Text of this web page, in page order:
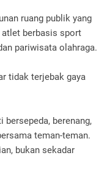
ruang publik yang
atlet berbasis sport
pariwisata olahraga.
tidak terjebak gaya
bersepeda, berenang,
teman-teman.
bukan sekadar